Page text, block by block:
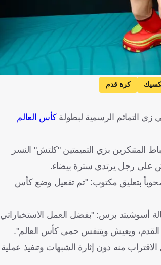
كرة قدم
زي التمائم الرسمية لبطولةكأس العالم
بزي التميمتين "كلتش" النسر
على رجل يرتدي سترة بيضاء.
بتعليق مكتوب: "تم تفعيل وضع كأس
أسوشيتد برس: "بفضل العمل الاستخباراتي
ويعيش ويتنفس حمى كأس العالم".
منه دون إثارة الشبهات وتنفيذ عملية